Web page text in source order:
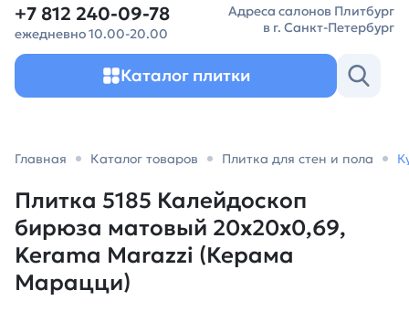
+7 812 240-09-78
ежедневно 10.00-20.00
Адреса салонов Плитбург
в г. Санкт-Петербург
Каталог плитки
Главная Каталог товаров Плитка для стен и пола
Плитка 5185 Калейдоскоп
бирюза матовый 20x20x0,69,
Kerama Marazzi (Керама
Марацци)